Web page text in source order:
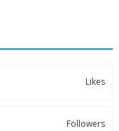
Likes
Followers